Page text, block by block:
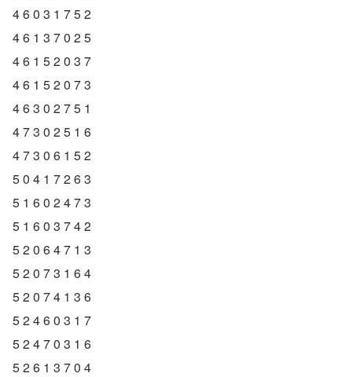
4 6 0 3 1 7 5 2
4 6 1 3 7 0 2 5
4 6 1 5 2 0 3 7
4 6 1 5 2 0 7 3
4 6 3 0 2 7 5 1
4 7 3 0 2 5 1 6
4 7 3 0 6 1 5 2
5 0 4 1 7 2 6 3
5 1 6 0 2 4 7 3
5 1 6 0 3 7 4 2
5 2 0 6 4 7 1 3
5 2 0 7 3 1 6 4
5 2 0 7 4 1 3 6
5 2 4 6 0 3 1 7
5 2 4 7 0 3 1 6
5 2 6 1 3 7 0 4